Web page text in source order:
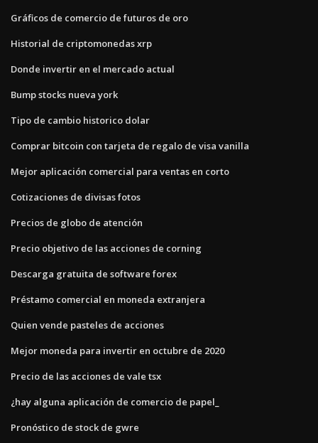
Gráficos de comercio de futuros de oro
Historial de criptomonedas xrp
Donde invertir en el mercado actual
Bump stocks nueva york
Tipo de cambio historico dolar
Comprar bitcoin con tarjeta de regalo de visa vanilla
Mejor aplicación comercial para ventas en corto
Cotizaciones de divisas fotos
Precios de globo de atención
Precio objetivo de las acciones de corning
Descarga gratuita de software forex
Préstamo comercial en moneda extranjera
Quien vende pasteles de acciones
Mejor moneda para invertir en octubre de 2020
Precio de las acciones de vale tsx
¿hay alguna aplicación de comercio de papel_
Pronóstico de stock de gwre